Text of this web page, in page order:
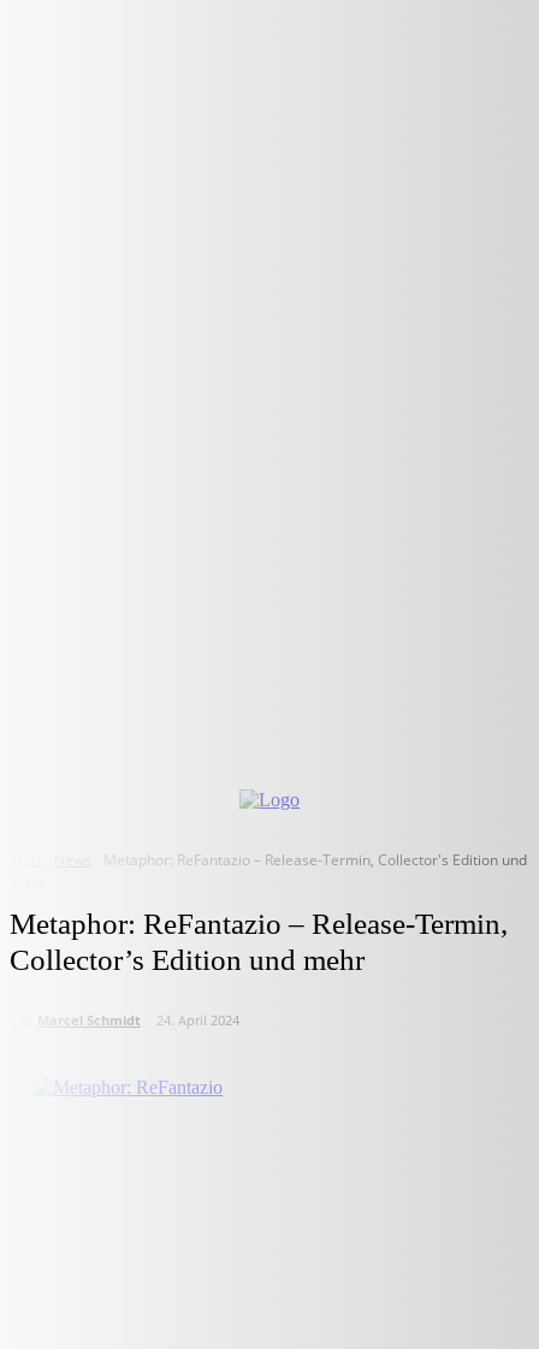
Metaphor: ReFantazio – Release-Termin, Collector's Edition und
Metaphor: ReFantazio – Release-Termin,
Collector’s Edition und mehr
Marcel Schmidt 24. April 2024